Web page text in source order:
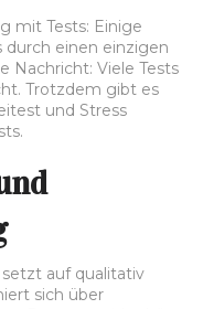
mit Tests: Einige
durch einen einzigen
Nachricht: Viele Tests
Trotzdem gibt es
und Stress
auf qualitativ
sich über